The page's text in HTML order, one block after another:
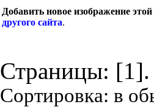
Добавить новое изображение
другого сайта.
Страницы:
Сортировка: в